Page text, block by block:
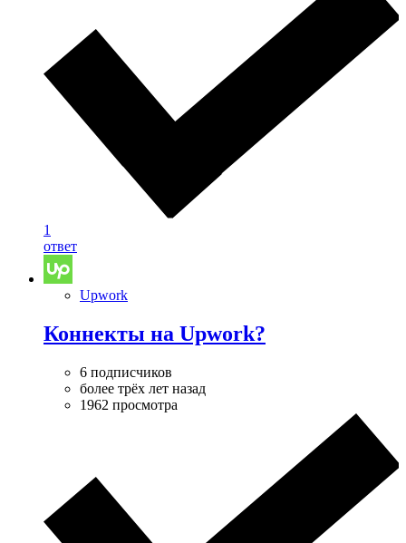
1
ответ
Upwork
Коннекты на Upwork?
6 подписчиков
более трёх лет назад
1962 просмотра